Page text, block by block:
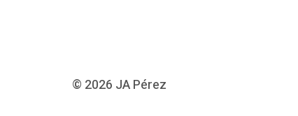
© 2026 JA Pérez